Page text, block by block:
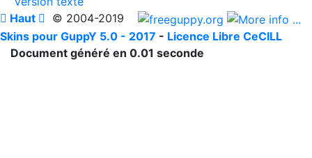
 Haut  © 2004-2019
Skins pour GuppY 5.0 - 2017 - Licence Libre CeCILL
Document généré en 0.01 seconde